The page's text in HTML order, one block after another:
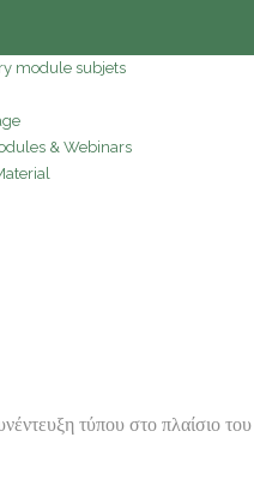
module subjets
& Webinars
τύπου στο πλαίσιο του